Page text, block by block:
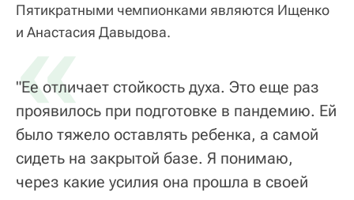
Пятикратными чемпионками являются Ищенко
и Анастасия Давыдова.
«
"Ее отличает стойкость духа. Это еще раз
проявилось при подготовке в пандемию. Ей
было тяжело оставлять ребенка, а самой
сидеть на закрытой базе. Я понимаю,
через какие усилия она прошла в своей